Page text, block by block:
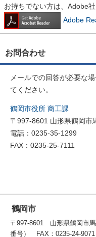
お持ちでない方は、Adobe
Adobe
お問合わせ
メールでの回答が必要な
てください。
鶴岡市役所 商工課
〒997-8601 山形県鶴岡市
電話：0235-35-1299
FAX：0235-25-7111
鶴岡市
〒997-8601 山形県鶴岡市
番号） FAX：0235-24-9071